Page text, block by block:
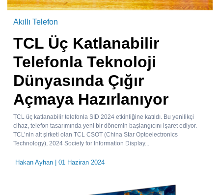
Akıllı Telefon
TCL Üç Katlanabilir
Telefonla Teknoloji
Dünyasında Çığır
Açmaya Hazırlanıyor
TCL üç katlanabilir telefonla SID 2024 etkinliğine katıldı. Bu yenilikçi
cihaz, telefon tasarımında yeni bir dönemin başlangıcını işaret ediyor.
TCL’nin alt şirketi olan TCL CSOT (China Star Optoelectronics
Technology), 2024 Society for Information Display...
Hakan Ayhan | 01 Haziran 2024